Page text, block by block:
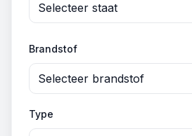
Selecteer staat
Brandstof
Selecteer brandstof
Type